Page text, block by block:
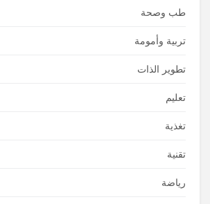
طب وصحة
تربية وأمومة
تطوير الذات
تعليم
تغذية
تقنية
رياضة